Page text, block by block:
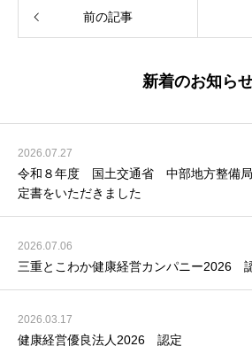
前の記事
新着のお知ら
2026.07.27
令和８年度 国土交通省 中部地方整備
定書をいただきました
2026.07.06
三重とこわか健康経営カンパニー2026
2026.03.17
健康経営優良法人2026 認定